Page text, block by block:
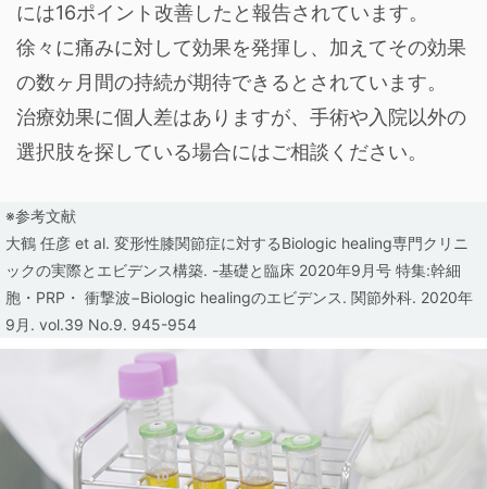
には16ポイント改善したと報告されています。
徐々に痛みに対して効果を発揮し、加えてその効果
の数ヶ月間の持続が期待できるとされています。
治療効果に個人差はありますが、手術や入院以外の
選択肢を探している場合にはご相談ください。
※参考文献
大鶴 任彦 et al. 変形性膝関節症に対するBiologic healing専門クリニ
ックの実際とエビデンス構築. -基礎と臨床 2020年9月号 特集:幹細
胞・PRP・ 衝撃波−Biologic healingのエビデンス. 関節外科. 2020年
9月. vol.39 No.9. 945-954